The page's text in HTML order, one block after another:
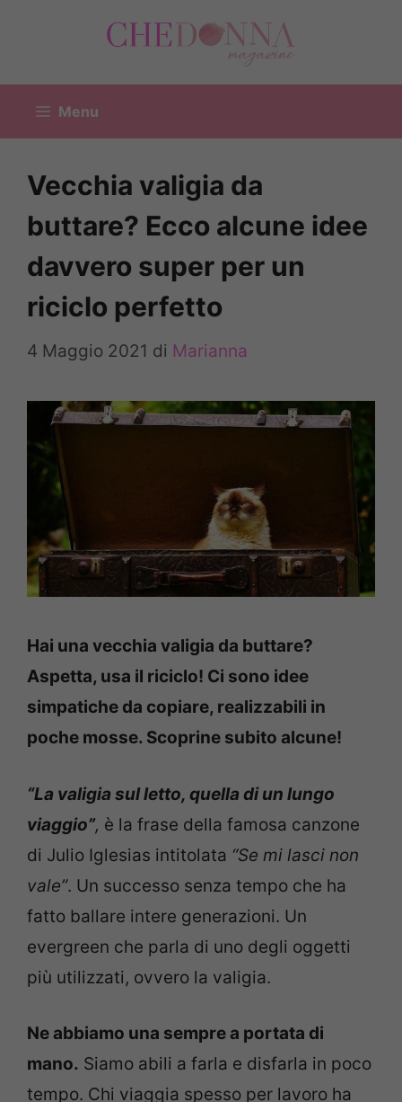
Menu
Vecchia valigia da
buttare? Ecco alcune idee
davvero super per un
riciclo perfetto
4 Maggio 2021 di Marianna
Hai una vecchia valigia da buttare?
Aspetta, usa il riciclo! Ci sono idee
simpatiche da copiare, realizzabili in
poche mosse. Scoprine subito alcune!
“La valigia sul letto, quella di un lungo
viaggio”, è la frase della famosa canzone
di Julio Iglesias intitolata “Se mi lasci non
vale”. Un successo senza tempo che ha
fatto ballare intere generazioni. Un
evergreen che parla di uno degli oggetti
più utilizzati, ovvero la valigia.
Ne abbiamo una sempre a portata di
mano. Siamo abili a farla e disfarla in poco
tempo. Chi viaggia spesso per lavoro ha